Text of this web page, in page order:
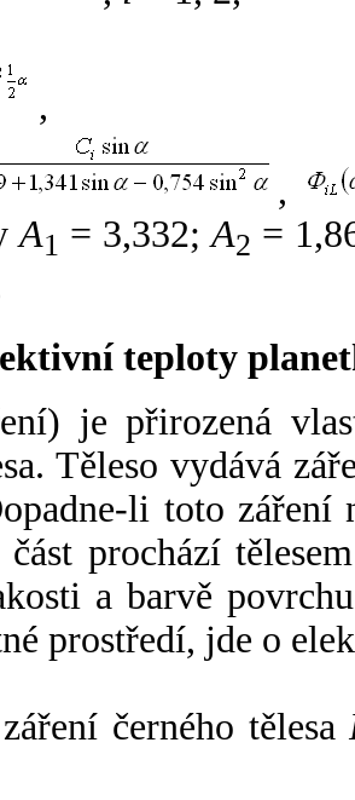
,
,
A1 = 3,332;A2 =
teploty
je přirozená
Těleso vydává
li toto záření
prochází
a barvě
prostředí, jde o
černého tělesa